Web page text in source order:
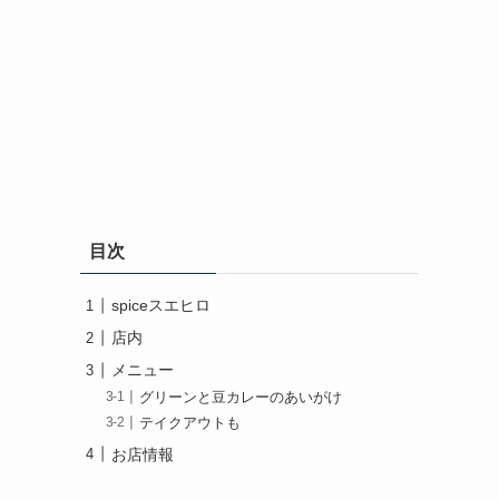
目次
spiceスエヒロ
店内
メニュー
グリーンと豆カレーのあいがけ
テイクアウトも
お店情報